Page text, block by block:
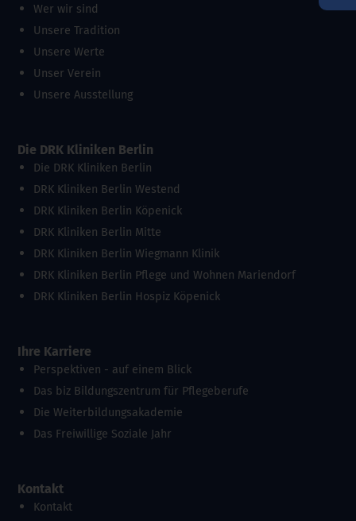
Wer wir sind
Unsere Tradition
Unsere Werte
Unser Verein
Unsere Ausstellung
Die DRK Kliniken Berlin
Die DRK Kliniken Berlin
DRK Kliniken Berlin Westend
DRK Kliniken Berlin Köpenick
DRK Kliniken Berlin Mitte
DRK Kliniken Berlin Wiegmann Klinik
DRK Kliniken Berlin Pflege und Wohnen Mariendorf
DRK Kliniken Berlin Hospiz Köpenick
Ihre Karriere
Perspektiven - auf einem Blick
Das biz Bildungszentrum für Pflegeberufe
Die Weiterbildungsakademie
Das Freiwillige Soziale Jahr
Kontakt
Kontakt